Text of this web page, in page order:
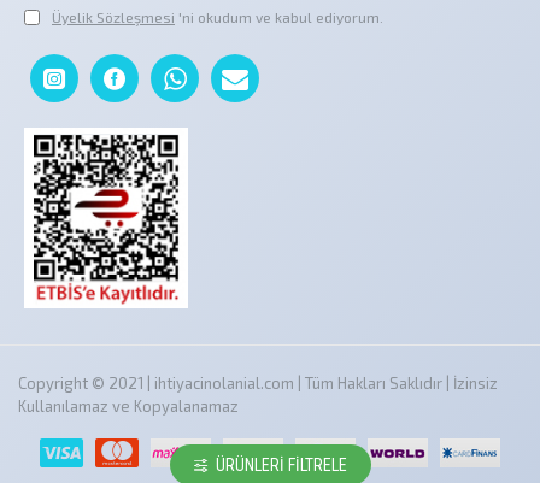
Üyelik Sözleşmesi 'ni okudum ve kabul ediyorum.
Copyright © 2021 | ihtiyacinolanial.com | Tüm Hakları Saklıdır | İzinsiz
Kullanılamaz ve Kopyalanamaz
ÜRÜNLERI FILTRELE